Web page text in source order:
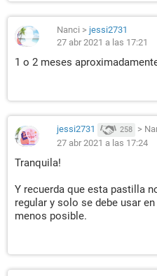
Nanci > jessi2731
27 abr 2021 a las 17:21
1 o 2 meses
jessi2731 258 >
27 abr 2021 a las 17:24
Tranquila!
Y recuerda que esta pastilla
regular y solo se debe usar
menos posible.